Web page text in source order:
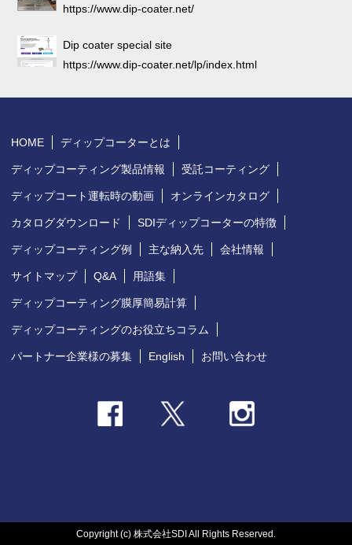
https://www.dip-coater.net/
Dip coater special site
https://www.dip-coater.net/lp/index.html
HOME ディップコーターとは
ディップコーティング製品情報 受託コーティング
ディップコート運転時の動画 オンラインカタログ
カタログダウンロード SDIディップコーターの特徴
ディップコーティング例 主な納入先 会社情報
サイトマップ Q&A 用語集
ディップコーティング膜厚簡易計算
ディップコーティングのお役立ちコラム
パートナー企業様の募集 English お問い合わせ
Copyright (c) 株式会社SDI All Rights Reserved.